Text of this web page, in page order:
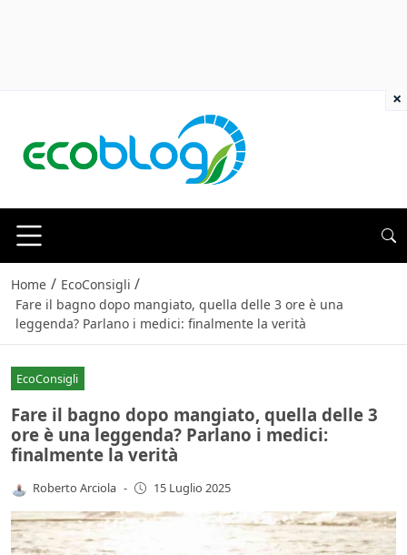
Home / EcoConsigli /
Fare il bagno dopo mangiato, quella delle 3 ore è una
leggenda? Parlano i medici: finalmente la verità
EcoConsigli
Fare il bagno dopo mangiato, quella delle 3
ore è una leggenda? Parlano i medici:
finalmente la verità
Roberto Arciola - 15 Luglio 2025
×